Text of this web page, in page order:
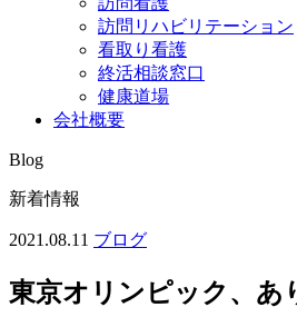
訪問リハビリテーション
看取り看護
終活相談窓口
健康道場
会社概要
Blog
新着情報
2021.08.11 ブログ
東京オリンピック、あ